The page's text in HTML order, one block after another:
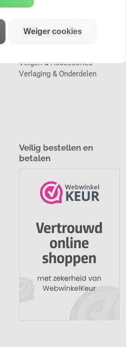
Bodykits & Styling
Sportluchtfilters
Velgen & Accessories
Verlaging & Onderdelen
Veilig bestellen en
betalen
Weiger cookies